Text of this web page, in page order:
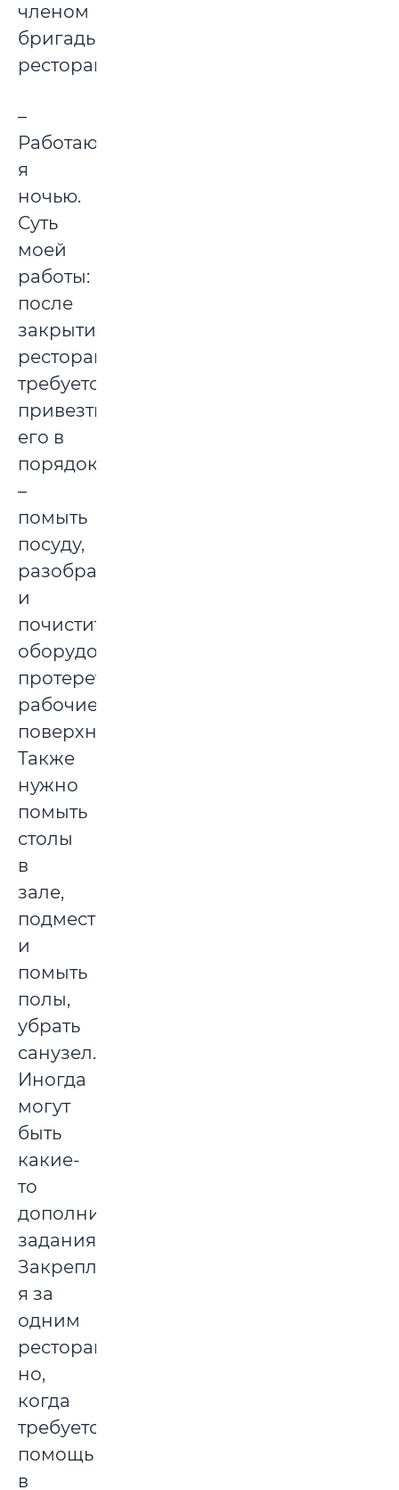
членом
бригады
ресторана.
–
Работаю
я
ночью.
Суть
моей
работы:
после
закрытия
ресторана
требуется
привезти
его в
порядок
–
помыть
посуду,
разобрать
и
почистить
оборудование,
протереть
рабочие
поверхности.
Также
нужно
помыть
столы
в
зале,
подмести
и
помыть
полы,
убрать
санузел.
Иногда
могут
быть
какие-
то
дополнительные
задания.
Закреплен
я за
одним
рестораном,
но,
когда
требуется
помощь
в